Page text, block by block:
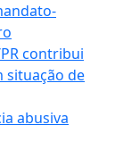
contribui
situação de
abusiva